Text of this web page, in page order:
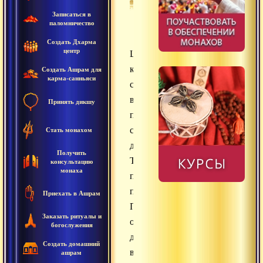
Записаться в
паломничество
Создать Дхарма
центр
Создать Ашрам для
карма-санньяси
Принять дикшу
Стать монахом
Получить
консультацию
монаха
Приехать в Ашрам
Заказать ритуалы и
богослужения
Создать домашний
ашрам
Шравана,
киртана,
смарана,
вандана,
падана,
севана,
дасья.
Тантрийское
преображение
прасада.
Преображение
обыденных
дел
в